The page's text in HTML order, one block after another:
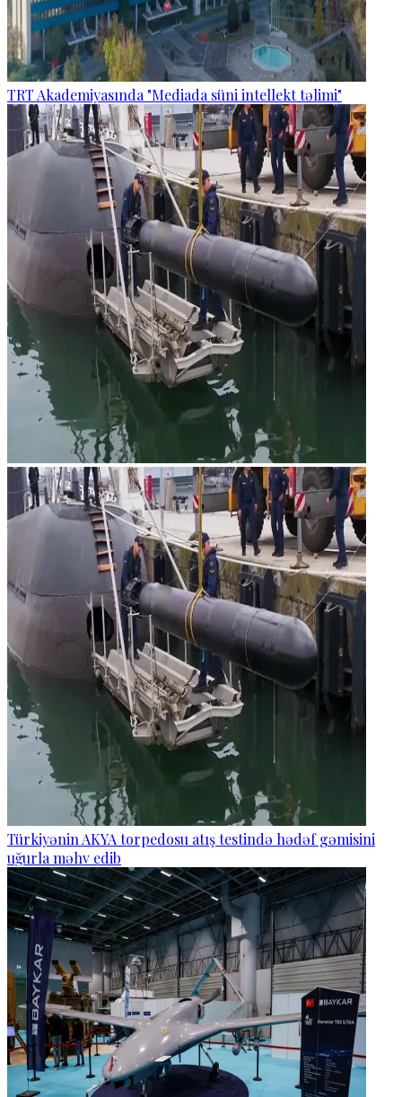
TRT Akademiyasında "Mediada süni intellekt təlimi"
Türkiyənin AKYA torpedosu atış testində hədəf gəmisini
uğurla məhv edib